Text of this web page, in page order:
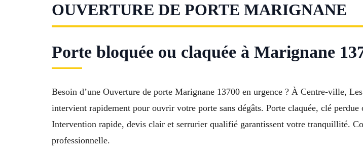
OUVERTURE DE PORTE MARIGNANE
Porte bloquée ou claquée à Marignane
Besoin d’une Ouverture de porte Marignane 13700 en urgence ? À Centre-ville,
intervient rapidement pour ouvrir votre porte sans dégâts. Porte claquée, clé
Intervention rapide, devis clair et serrurier qualifié garantissent votre tranquillité.
professionnelle.